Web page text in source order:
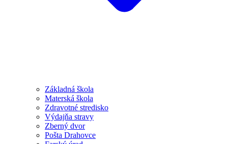
Základná škola
Materská škola
Zdravotné stredisko
Výdajňa stravy
Zberný dvor
Pošta Drahovce